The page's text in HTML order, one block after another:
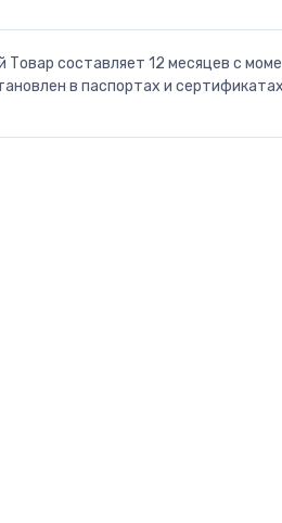
Товар составляет 12 месяцев с
в паспортах и